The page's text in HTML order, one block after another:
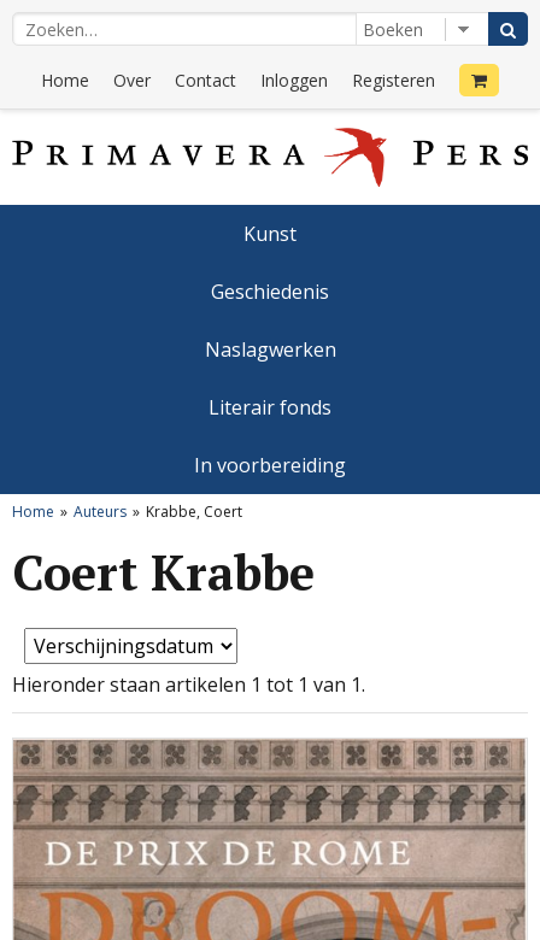
Home Over Contact Inloggen Registeren
Kunst
Geschiedenis
Naslagwerken
Literair fonds
In voorbereiding
Home Auteurs Krabbe, Coert
Coert Krabbe
Hieronder staan artikelen 1 tot 1 van 1.